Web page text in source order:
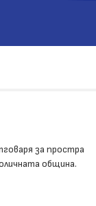
за простра
община.